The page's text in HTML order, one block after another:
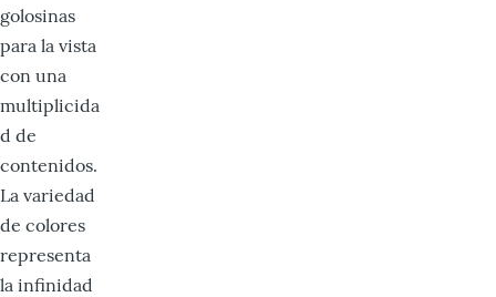
golosinas
para la vista
con una
multiplicida
d de
contenidos.
La variedad
de colores
representa
la infinidad